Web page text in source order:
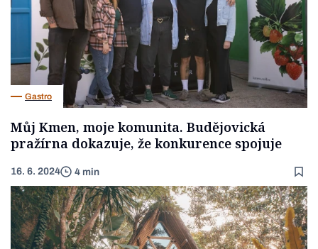
Gastro
Můj Kmen, moje komunita. Budějovická
pražírna dokazuje, že konkurence spojuje
16. 6. 2024 4 min